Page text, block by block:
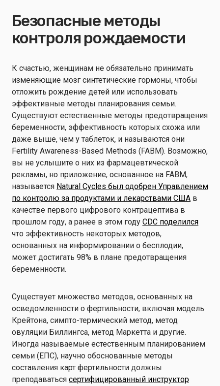
Безопасные методы
контроля рождаемости
К счастью, женщинам не обязательно принимать
изменяющие мозг синтетические гормоны, чтобы
отложить рождение детей или использовать
эффективные методы планирования семьи.
Существуют естественные методы предотвращения
беременности, эффективность которых схожа или
даже выше, чем у таблеток, и называются они
Fertility Awareness-Based Methods (FABM). Возможно,
вы не услышите о них из фармацевтической
рекламы, но приложение, основанное на FABM,
называется Natural Cycles был одобрен Управлением
по контролю за продуктами и лекарствами США в
качестве первого цифрового контрацептива в
прошлом году, а ранее в этом году CDC поделился
что эффективность некоторых методов,
основанных на информировании о бесплодии,
может достигать 98% в плане предотвращения
беременности.
Существует множество методов, основанных на
осведомленности о фертильности, включая модель
Крейтона, симпто-термический метод, метод
овуляции Биллингса, метод Маркетта и другие.
Иногда называемые естественным планированием
семьи (ЕПС), научно обоснованные методы
составления карт фертильности должны
преподаваться сертифицированный инструктор